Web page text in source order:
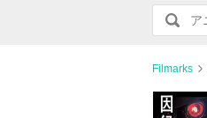
Filmarks